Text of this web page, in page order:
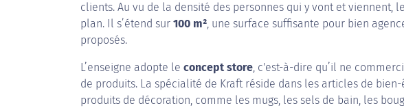
clients. Au vu de la densité des personnes qui y vont et viennent,
plan. Il s’étend sur 100 m², une surface suffisante pour bien
proposés.
L’enseigne adopte le concept store, c'est-à-dire qu’il ne
de produits. La spécialité de Kraft réside dans les articles de
produits de décoration, comme les mugs, les sels de bain, les